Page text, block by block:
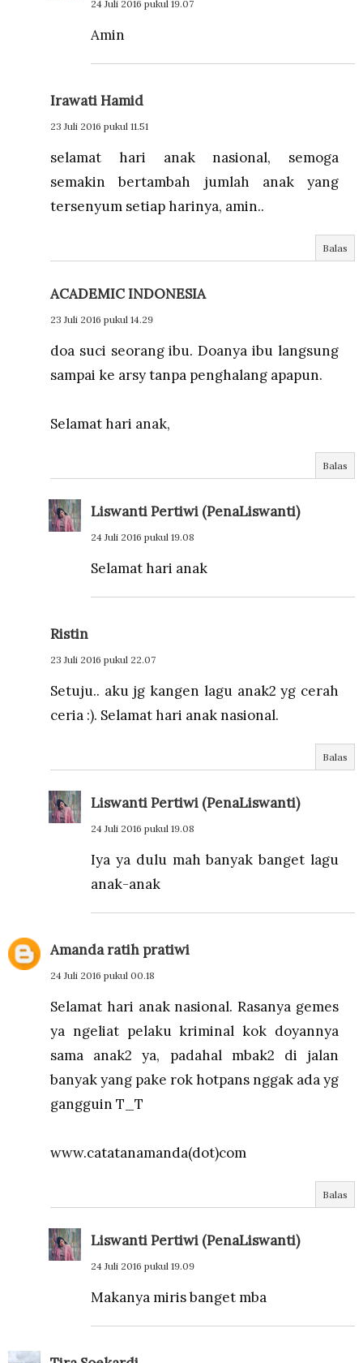
24 Juli 2016 pukul 19.07
Amin
Irawati Hamid
23 Juli 2016 pukul 11.51
selamat hari anak nasional, semoga
semakin bertambah jumlah anak yang
tersenyum setiap harinya, amin..
Balas
ACADEMIC INDONESIA
23 Juli 2016 pukul 14.29
doa suci seorang ibu. Doanya ibu langsung
sampai ke arsy tanpa penghalang apapun.
Selamat hari anak,
Balas
Liswanti Pertiwi (PenaLiswanti)
24 Juli 2016 pukul 19.08
Selamat hari anak
Ristin
23 Juli 2016 pukul 22.07
Setuju.. aku jg kangen lagu anak2 yg cerah
ceria :). Selamat hari anak nasional.
Balas
Liswanti Pertiwi (PenaLiswanti)
24 Juli 2016 pukul 19.08
Iya ya dulu mah banyak banget lagu
anak-anak
Amanda ratih pratiwi
24 Juli 2016 pukul 00.18
Selamat hari anak nasional. Rasanya gemes
ya ngeliat pelaku kriminal kok doyannya
sama anak2 ya, padahal mbak2 di jalan
banyak yang pake rok hotpans nggak ada yg
gangguin T_T
www.catatanamanda(dot)com
Balas
Liswanti Pertiwi (PenaLiswanti)
24 Juli 2016 pukul 19.09
Makanya miris banget mba